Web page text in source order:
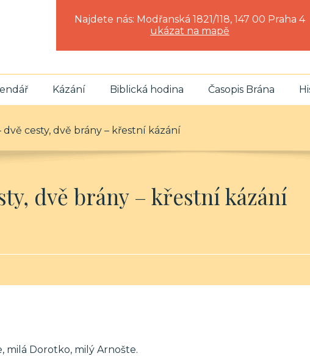
Najdete nás: Modřanská 1821/118, 147 00 Praha 4
ukázat na mapě
Kázání Biblická hodina Časopis Brána
dvě cesty, dvě brány – křestní kázání
dvě brány – křestní kázání
milá Dorotko, milý Arnošte.